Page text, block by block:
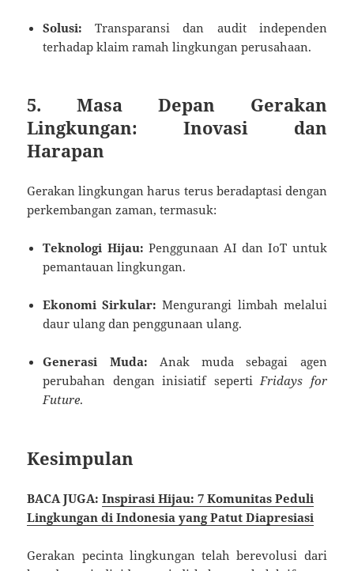
Solusi: Transparansi dan audit independen
terhadap klaim ramah lingkungan perusahaan.
5. Masa Depan Gerakan
Lingkungan: Inovasi dan
Harapan
Gerakan lingkungan harus terus beradaptasi dengan
perkembangan zaman, termasuk:
Teknologi Hijau: Penggunaan AI dan IoT untuk
pemantauan lingkungan.
Ekonomi Sirkular: Mengurangi limbah melalui
daur ulang dan penggunaan ulang.
Generasi Muda: Anak muda sebagai agen
perubahan dengan inisiatif sepertiFridays for
Future.
Kesimpulan
BACA JUGA:Inspirasi Hijau: 7 Komunitas Peduli
Lingkungan di Indonesia yang Patut Diapresiasi
Gerakan pecinta lingkungan telah berevolusi dari